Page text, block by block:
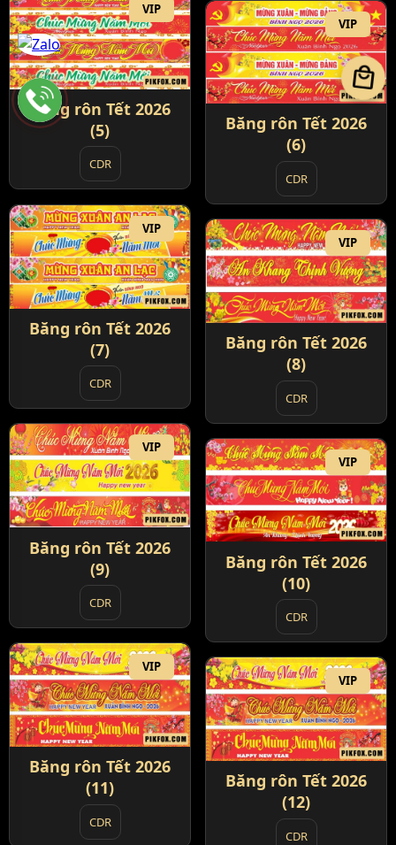
VIP
Băng rôn Tết 2026
(5)
CDR
VIP
Băng rôn Tết 2026
(6)
CDR
VIP
Băng rôn Tết 2026
(7)
CDR
VIP
Băng rôn Tết 2026
(8)
CDR
VIP
Băng rôn Tết 2026
(9)
CDR
VIP
Băng rôn Tết 2026
(10)
CDR
VIP
Băng rôn Tết 2026
(11)
CDR
VIP
Băng rôn Tết 2026
(12)
CDR
local_mall